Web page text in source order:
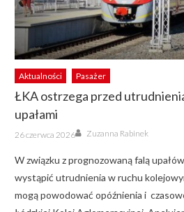
Aktualności Pasażer
ŁKA ostrzega przed
upałami
Posted
on
26 czerwca 2026 Author
Zuzanna Rabinek
W związku z prognozowaną falą
wystąpić utrudnienia w ruchu
mogą powodować opóźnienia i